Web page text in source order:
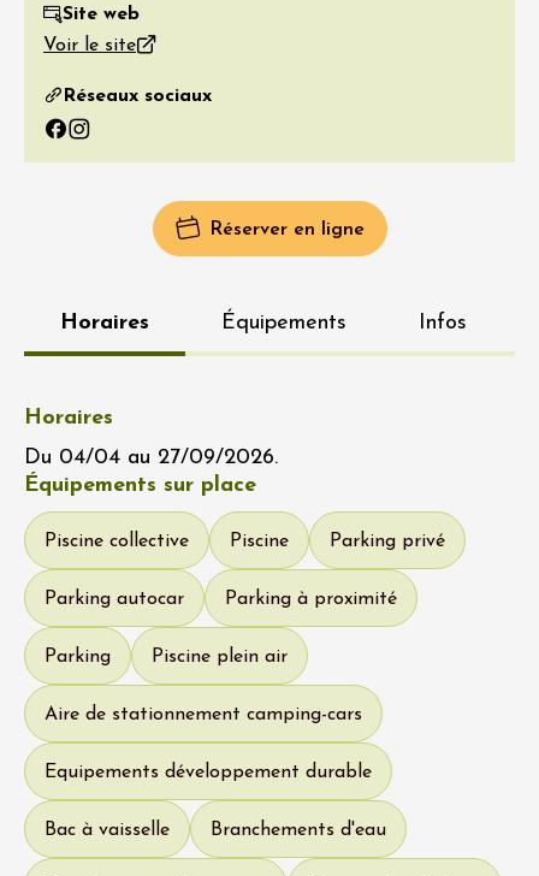
Site web
Voir le site
Réseaux sociaux
Facebook
Instagram
Réserver en ligne
Horaires Équipements Infos
Horaires
Du 04/04 au 27/09/2026.
Équipements sur place
Piscine collective Piscine Parking privé
Parking autocar Parking à proximité
Parking Piscine plein air
Aire de stationnement camping-cars
Equipements développement durable
Bac à vaisselle Branchements d'eau